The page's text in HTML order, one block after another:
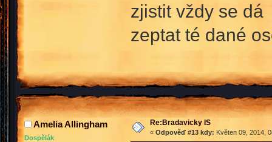
zjistit vždy se dá
zeptat té dané
Amelia Allingham
Dospělák
Re:Bradavicky IS
« Odpověď #13 kdy: Květen 09, 2014,